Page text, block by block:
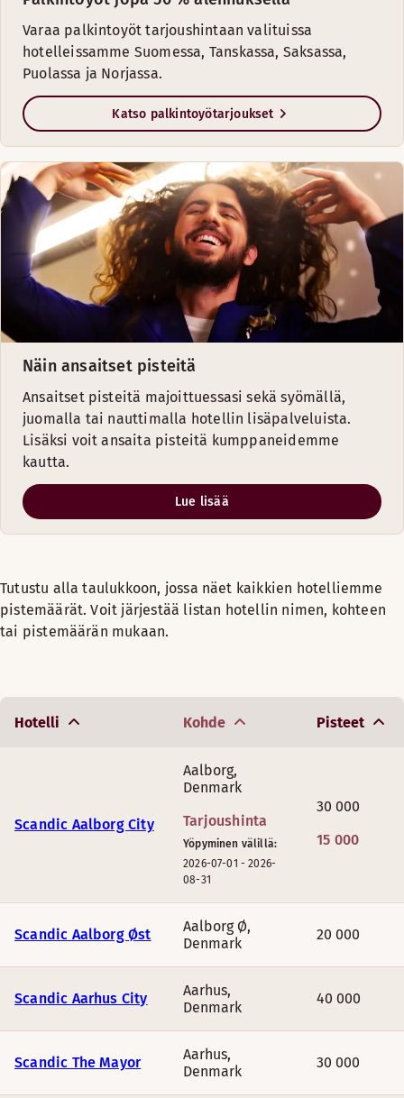
Varaa palkintoyöt tarjoushintaan valituissa
hotelleissamme Suomessa, Tanskassa, Saksassa,
Puolassa ja Norjassa.
Katso palkintoyötarjoukset
PALKINTOYÖTARJOUKSET SAKSASSA
ELOKUU
Hotelli
Scandic Berlin Kurfürstendamm 20 000
Scandic Frankfurt Hafenpark 20 000
Scandic Stuttgart Europaviertel 20 000
Scandic Wroclaw 12 500
PALKINTOYÖTARJOUKSET TANSKASSA
ELOKUU
Hotelli Pisteet
Scandic Opus, Horsens 10 000 20
PALKINTOYÖTARJOUKSET NORJASSA
Scandic Ambassadeur Drammen 12 500
Scandic Kirkenes,Kirkkoniemi
Näin ansaitset pisteitä
Ansaitset pisteitä majoittuessasi sekä syömällä,
juomalla tai nauttimalla hotellin lisäpalveluista.
Lisäksi voit ansaita pisteitä kumppaneidemme
kautta.
Lue lisää
Tutustu alla taulukkoon, jossa näet kaikkien hotelliemme
pistemäärät. Voit järjestää listan hotellin nimen, kohteen
tai pistemäärän mukaan.
Hotelli Kohde Pisteet
Scandic Aalborg City
Aalborg,
Denmark
Tarjoushinta
Yöpyminen välillä:
2026-07-01 -2026-
08-31
30 000
15 000
Scandic Aalborg Øst Aalborg Ø,
Denmark
20 000
Scandic Aarhus City Aarhus,
Denmark
40 000
Scandic The Mayor Aarhus,
Denmark
30 000